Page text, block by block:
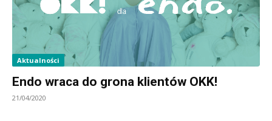
Aktualności
Endo wraca do grona klientów OKK!
21/04/2020